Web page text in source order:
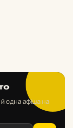
одна афіша на